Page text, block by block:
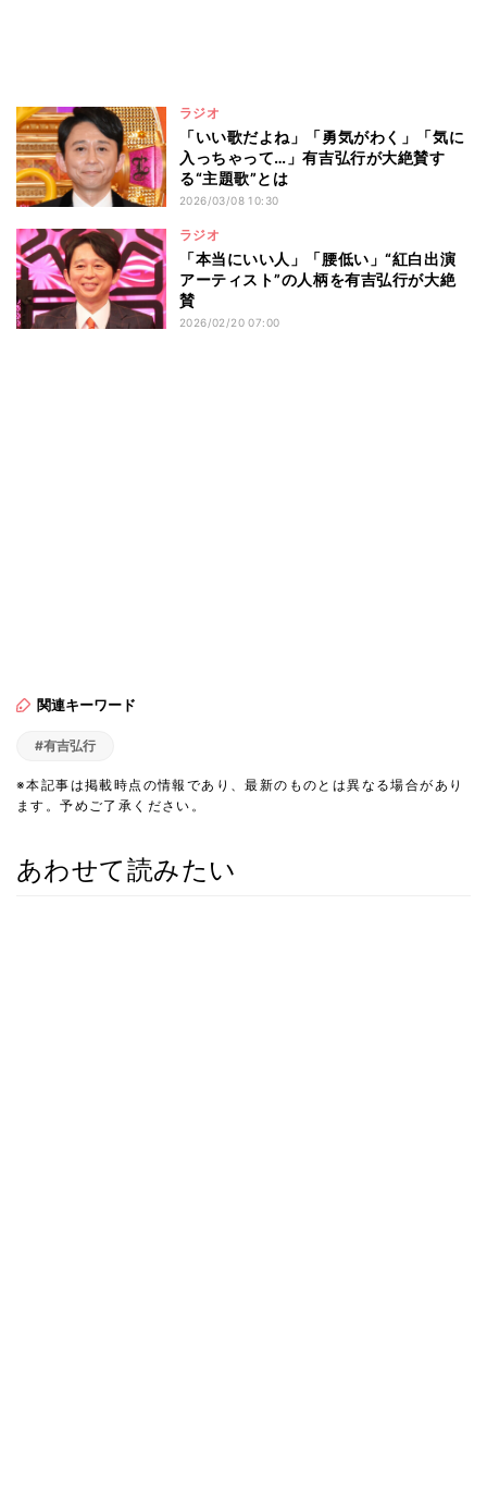
ラジオ
「いい歌だよね」「勇気がわく」「気に
入っちゃって…」有吉弘行が大絶賛す
る“主題歌”とは
2026/03/08 10:30
ラジオ
「本当にいい人」「腰低い」“紅白出演
アーティスト”の人柄を有吉弘行が大絶
賛
2026/02/20 07:00
関連キーワード
#有吉弘行
※本記事は掲載時点の情報であり、最新のものとは異なる場合があり
ます。予めご了承ください。
あわせて読みたい